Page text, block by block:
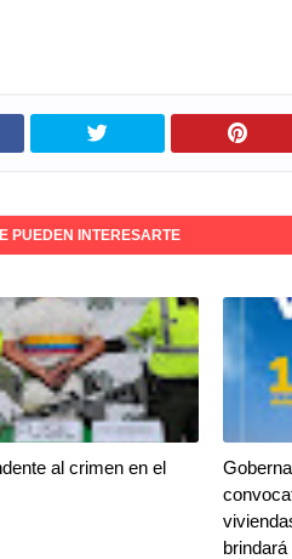
PUEDEN INTERESARTE
al crimen en el